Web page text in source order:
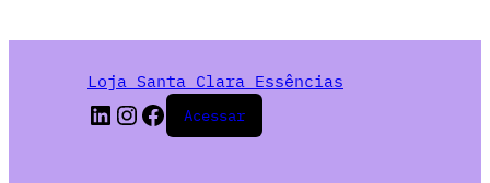
Loja Santa Clara Essências
Acessar